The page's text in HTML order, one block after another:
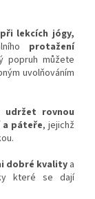
lekcích jógy,
protažení
popruh můžete
uvolňováním
udržet rovnou
páteře, jejichž
dobré kvalitya
které se dají